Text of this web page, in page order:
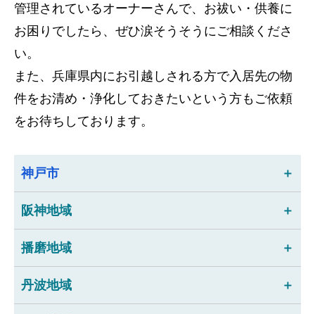
管理されているオーナーさんで、お祓い・供養に
お困りでしたら、ぜひ涙そうそうにご相談くださ
い。
また、兵庫県内にお引越しされる方で入居先の物
件をお清め・浄化しておきたいという方もご依頼
をお待ちしております。
神戸市
阪神地域
播磨地域
丹波地域